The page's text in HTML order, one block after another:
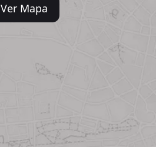
Ver Mapa